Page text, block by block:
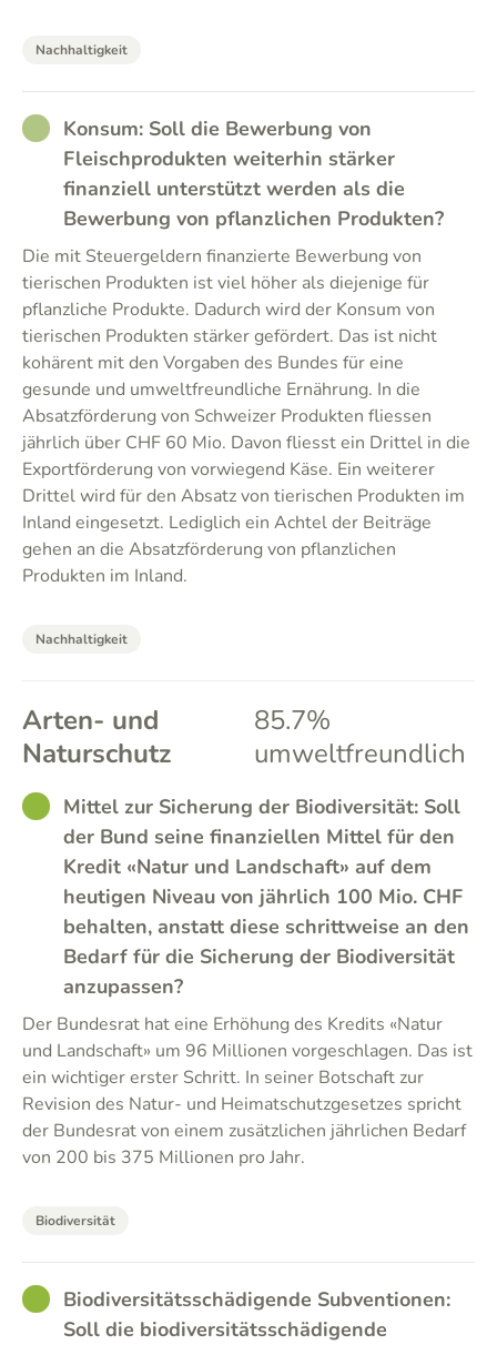
Nachhaltigkeit
RATHER_GOOD
Konsum: Soll die Bewerbung von
Fleischprodukten weiterhin stärker
finanziell unterstützt werden als die
Bewerbung von pflanzlichen Produkten?
Die mit Steuergeldern finanzierte Bewerbung von
tierischen Produkten ist viel höher als diejenige für
pflanzliche Produkte. Dadurch wird der Konsum von
tierischen Produkten stärker gefördert. Das ist nicht
kohärent mit den Vorgaben des Bundes für eine
gesunde und umweltfreundliche Ernährung. In die
Absatzförderung von Schweizer Produkten fliessen
jährlich über CHF 60 Mio. Davon fliesst ein Drittel in die
Exportförderung von vorwiegend Käse. Ein weiterer
Drittel wird für den Absatz von tierischen Produkten im
Inland eingesetzt. Lediglich ein Achtel der Beiträge
gehen an die Absatzförderung von pflanzlichen
Produkten im Inland.
Nachhaltigkeit
Arten- und
Naturschutz
85.7%
umweltfreundlich
GOODMittel zur Sicherung der Biodiversität: Soll
der Bund seine finanziellen Mittel für den
Kredit «Natur und Landschaft» auf dem
heutigen Niveau von jährlich 100 Mio. CHF
behalten, anstatt diese schrittweise an den
Bedarf für die Sicherung der Biodiversität
anzupassen?
Der Bundesrat hat eine Erhöhung des Kredits «Natur
und Landschaft» um 96 Millionen vorgeschlagen. Das ist
ein wichtiger erster Schritt. In seiner Botschaft zur
Revision des Natur- und Heimatschutzgesetzes spricht
der Bundesrat von einem zusätzlichen jährlichen Bedarf
von 200 bis 375 Millionen pro Jahr.
Biodiversität
GOODBiodiversitätsschädigende Subventionen:
Soll die biodiversitätsschädigende